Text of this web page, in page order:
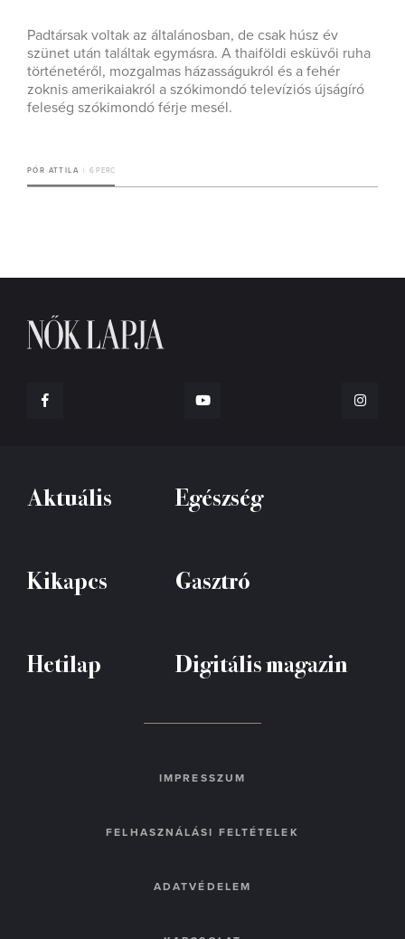
Padtársak voltak az általánosban, de csak húsz év
szünet után találtak egymásra. A thaiföldi esküvői ruha
történetéről, mozgalmas házasságukról és a fehér
zoknis amerikaiakról a szókimondó televíziós újságíró
feleség szókimondó férje mesél.
PÓR ATTILA 6 PERC
Aktuális Egészség
Kikapcs Gasztró
Hetilap Digitális magazin
IMPRESSZUM
FELHASZNÁLÁSI FELTÉTELEK
ADATVÉDELEM